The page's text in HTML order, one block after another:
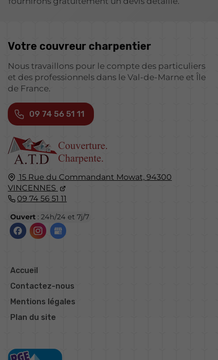
15 Rue du Commandant Mowat, 94300
VINCENNES
09 74 56 51 11
Ouvert: 24h/24 et 7j/7
Accueil
Contactez-nous
Mentions légales
Plan du site
Votre couvreur charpentier
Nous travaillons pour le compte des particuliers
et des professionnels dans le Val-de-Marne et Île
de France.
09 74 56 51 11